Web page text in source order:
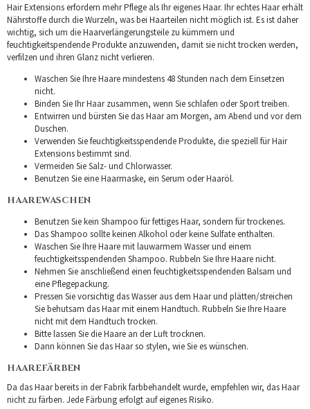
Hair Extensions erfordern mehr Pflege als Ihr eigenes Haar. Ihr echtes Haar erhält
Nährstoffe durch die Wurzeln, was bei Haarteilen nicht möglich ist. Es ist daher
wichtig, sich um die Haarverlängerungsteile zu kümmern und
feuchtigkeitspendende Produkte anzuwenden, damit sie nicht trocken werden,
verfilzen und ihren Glanz nicht verlieren.
Waschen Sie Ihre Haare mindestens 48 Stunden nach dem Einsetzen
nicht.
Binden Sie Ihr Haar zusammen, wenn Sie schlafen oder Sport treiben.
Entwirren und bürsten Sie das Haar am Morgen, am Abend und vor dem
Duschen.
Verwenden Sie feuchtigkeitsspendende Produkte, die speziell für Hair
Extensions bestimmt sind.
Vermeiden Sie Salz- und Chlorwasser.
Benutzen Sie eine Haarmaske, ein Serum oder Haaröl.
HAAREWASCHEN
Benutzen Sie kein Shampoo für fettiges Haar, sondern für trockenes.
Das Shampoo sollte keinen Alkohol oder keine Sulfate enthalten.
Waschen Sie Ihre Haare mit lauwarmem Wasser und einem
feuchtigkeitsspendenden Shampoo. Rubbeln Sie Ihre Haare nicht.
Nehmen Sie anschließend einen feuchtigkeitsspendenden Balsam und
eine Pflegepackung.
Pressen Sie vorsichtig das Wasser aus dem Haar und plätten/streichen
Sie behutsam das Haar mit einem Handtuch. Rubbeln Sie Ihre Haare
nicht mit dem Handtuch trocken.
Bitte lassen Sie die Haare an der Luft trocknen.
Dann können Sie das Haar so stylen, wie Sie es wünschen.
HAAREFÄRBEN
Da das Haar bereits in der Fabrik farbbehandelt wurde, empfehlen wir, das Haar
nicht zu färben. Jede Färbung erfolgt auf eigenes Risiko.